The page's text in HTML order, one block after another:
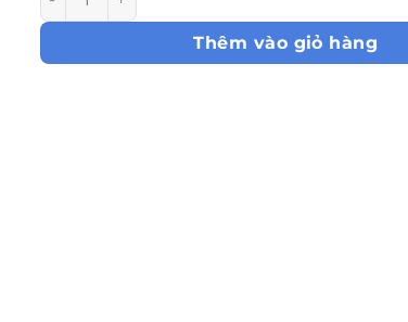
Thêm vào giỏ hàng